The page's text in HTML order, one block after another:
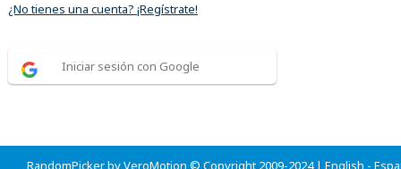
¿No tienes una cuenta? ¡Regístrate!
Iniciar sesión con Google
RandomPicker by VeroMotion © Copyright 2009-2024 | English -